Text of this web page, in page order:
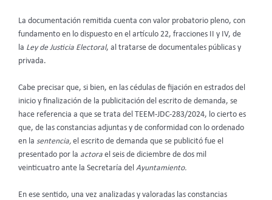
La documentación remitida cuenta con valor probatorio pleno, con
fundamento en lo dispuesto en el artículo 22, fracciones II y IV, de
la Ley de Justicia Electoral, al tratarse de documentales públicas y
privada.
Cabe precisar que, si bien, en las cédulas de fijación en estrados del
inicio y finalización de la publicitación del escrito de demanda, se
hace referencia a que se trata del TEEM-JDC-283/2024, lo cierto es
que, de las constancias adjuntas y de conformidad con lo ordenado
en la sentencia, el escrito de demanda que se publicitó fue el
presentado por la actora el seis de diciembre de dos mil
veinticuatro ante la Secretaría del Ayuntamiento.
En ese sentido, una vez analizadas y valoradas las constancias